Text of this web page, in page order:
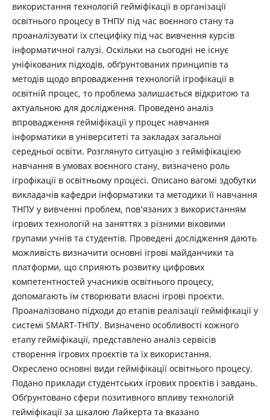
використання технологій гейміфікації в організації
освітнього процесу в ТНПУ під час воєнного стану та
проаналізувати їх специфіку під час вивчення курсів
інформатичної галузі. Оскільки на сьогодні не існує
уніфікованих підходів, обґрунтованих принципів та
методів щодо впровадження технологій ігрофікації в
освітній процес, то проблема залишається відкритою та
актуальною для дослідження. Проведено аналіз
впровадження гейміфікації у процес навчання
інформатики в університеті та закладах загальної
середньої освіти. Розглянуто ситуацію з гейміфікацією
навчання в умовах воєнного стану, визначено роль
ігрофікації в освітньому процесі. Описано вагомі здобутки
викладачів кафедри інформатики та методики її навчання
ТНПУ у вивченні проблем, пов’язаних з використанням
ігрових технологій на заняттях з різними віковими
групами учнів та студентів. Проведені дослідження дають
можливість визначити основні ігрові майданчики та
платформи, що сприяють розвитку цифрових
компетентностей учасників освітнього процесу,
допомагають їм створювати власні ігрові проєкти.
Проаналізовано підходи до етапів реалізації гейміфікації у
системі SMART-ТНПУ. Визначено особливості кожного
етапу гейміфікації, представлено аналіз сервісів
створення ігрових проєктів та їх використання.
Окреслено основні види гейміфікації освітнього процесу.
Подано приклади студентських ігрових проєктів і завдань.
Обґрунтовано сфери позитивного впливу технологій
гейміфікації за шкалою Лайкерта та вказано